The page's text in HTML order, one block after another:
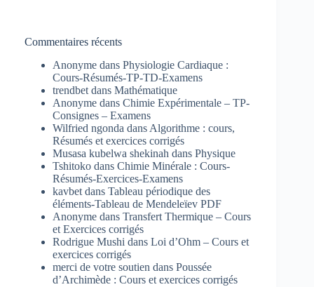
Commentaires récents
Anonyme dans Physiologie Cardiaque :
Cours-Résumés-TP-TD-Examens
trendbet dans Mathématique
Anonyme dans Chimie Expérimentale – TP-
Consignes – Examens
Wilfried ngonda dans Algorithme : cours,
Résumés et exercices corrigés
Musasa kubelwa shekinah dans Physique
Tshitoko dans Chimie Minérale : Cours-
Résumés-Exercices-Examens
kavbet dans Tableau périodique des
éléments-Tableau de Mendeleïev PDF
Anonyme dans Transfert Thermique – Cours
et Exercices corrigés
Rodrigue Mushi dans Loi d’Ohm – Cours et
exercices corrigés
merci de votre soutien dans Poussée
d’Archimède : Cours et exercices corrigés